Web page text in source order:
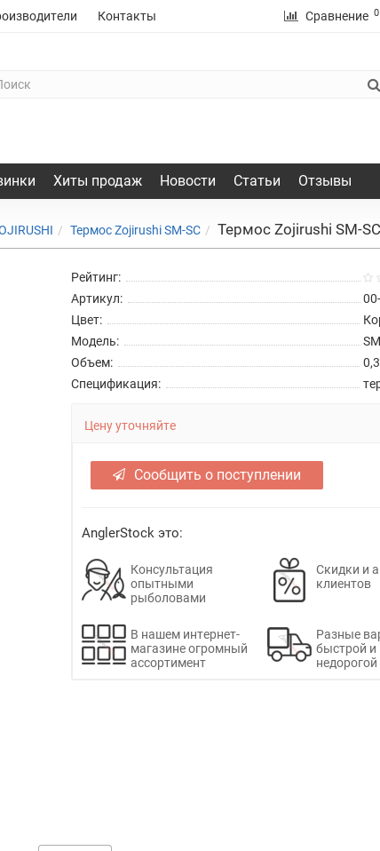
Контакты Сравнение 0
Хиты продаж Новости Статьи Отзывы
Термос Zojirushi SM-SC Термос Zojirushi SM-
Рейтинг:
Артикул:
Цвет:
Модель:
Объем:
Спецификация:
Цену уточняйте
Сообщить о поступлении
AnglerStock это:
Консультация
опытными
рыболовами
Скидки и
клиентов
В нашем интернет-
магазине огромный
ассортимент
Разные
быстрой и